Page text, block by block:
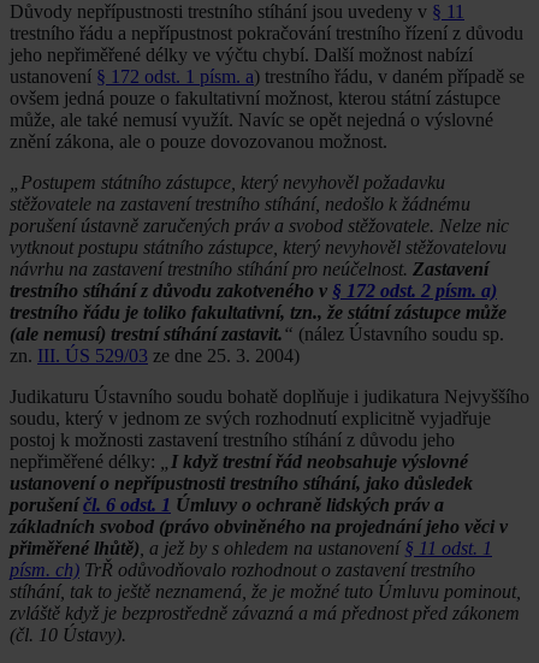
Důvody nepřípustnosti trestního stíhání jsou uvedeny v § 11
trestního řádu a nepřípustnost pokračování trestního řízení z důvodu
jeho nepřiměřené délky ve výčtu chybí. Další možnost nabízí
ustanovení § 172 odst. 1 písm. a) trestního řádu, v daném případě se
ovšem jedná pouze o fakultativní možnost, kterou státní zástupce
může, ale také nemusí využít. Navíc se opět nejedná o výslovné
znění zákona, ale o pouze dovozovanou možnost.
„Postupem státního zástupce, který nevyhověl požadavku
stěžovatele na zastavení trestního stíhání, nedošlo k žádnému
porušení ústavně zaručených práv a svobod stěžovatele. Nelze nic
vytknout postupu státního zástupce, který nevyhověl stěžovatelovu
návrhu na zastavení trestního stíhání pro neúčelnost. Zastavení
trestního stíhání z důvodu zakotveného v § 172 odst. 2 písm. a)
trestního řádu je toliko fakultativní, tzn., že státní zástupce může
(ale nemusí) trestní stíhání zastavit.“ (nález Ústavního soudu sp.
zn. III. ÚS 529/03 ze dne 25. 3. 2004)
Judikaturu Ústavního soudu bohatě doplňuje i judikatura Nejvyššího
soudu, který v jednom ze svých rozhodnutí explicitně vyjadřuje
postoj k možnosti zastavení trestního stíhání z důvodu jeho
nepřiměřené délky:
I když trestní řád neobsahuje výslovné
ustanovení o nepřípustnosti trestního stíhání, jako důsledek
porušení čl. 6 odst. 1 Úmluvy o ochraně lidských práv a
základních svobod (právo obviněného na projednání jeho věci v
přiměřené lhůtě) , a jež by s ohledem na ustanovení § 11 odst. 1
písm. ch) TrŘ odůvodňovalo rozhodnout o zastavení trestního
stíhání, tak to ještě neznamená, že je možné tuto Úmluvu pominout,
zvláště když je bezprostředně závazná a má přednost před zákonem
(čl. 10 Ústavy).